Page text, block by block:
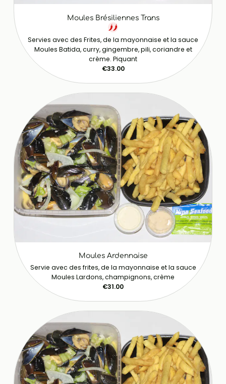
Moules Brésiliennes Trans
Servies avec des Frites, de la mayonnaise et la sauce
Moules Batida, curry, gingembre, pili, coriandre et
crème. Piquant
€33.00
Moules Ardennaise
Servie avec des frites, de la mayonnaise et la sauce
Moules Lardons, champignons, crème
€31.00